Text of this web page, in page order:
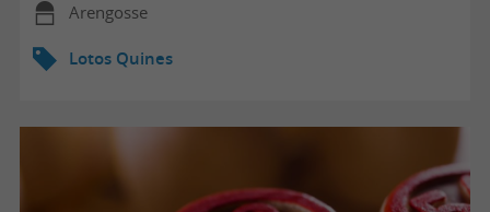
Arengosse
Lotos Quines